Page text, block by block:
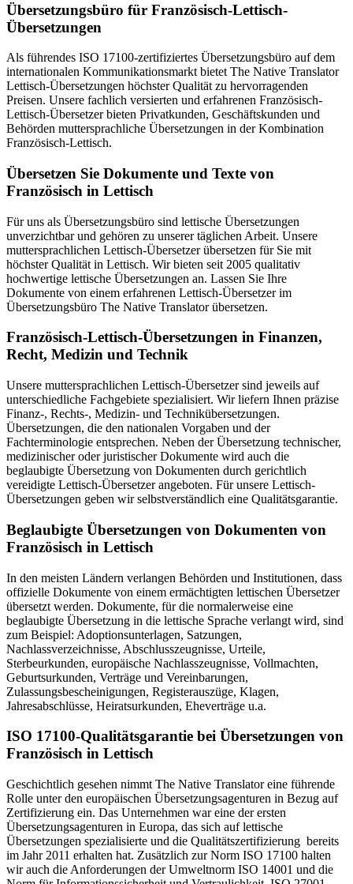
Übersetzungsbüro für Französisch-Lettisch-
Übersetzungen
Als führendes ISO 17100-zertifiziertes Übersetzungsbüro auf dem
internationalen Kommunikationsmarkt bietet The Native Translator
Lettisch-Übersetzungen höchster Qualität zu hervorragenden
Preisen. Unsere fachlich versierten und erfahrenen Französisch-
Lettisch-Übersetzer bieten Privatkunden, Geschäftskunden und
Behörden muttersprachliche Übersetzungen in der Kombination
Französisch-Lettisch.
Übersetzen Sie Dokumente und Texte von
Französisch in Lettisch
Für uns als Übersetzungsbüro sind lettische Übersetzungen
unverzichtbar und gehören zu unserer täglichen Arbeit. Unsere
muttersprachlichen Lettisch-Übersetzer übersetzen für Sie mit
höchster Qualität in Lettisch. Wir bieten seit 2005 qualitativ
hochwertige lettische Übersetzungen an. Lassen Sie Ihre
Dokumente von einem erfahrenen Lettisch-Übersetzer im
Übersetzungsbüro The Native Translator übersetzen.
Französisch-Lettisch-Übersetzungen in Finanzen,
Recht, Medizin und Technik
Unsere muttersprachlichen Lettisch-Übersetzer sind jeweils auf
unterschiedliche Fachgebiete spezialisiert. Wir liefern Ihnen präzise
Finanz-, Rechts-, Medizin- und Technikübersetzungen.
Übersetzungen, die den nationalen Vorgaben und der
Fachterminologie entsprechen. Neben der Übersetzung technischer,
medizinischer oder juristischer Dokumente wird auch die
beglaubigte Übersetzung von Dokumenten durch gerichtlich
vereidigte Lettisch-Übersetzer angeboten. Für unsere Lettisch-
Übersetzungen geben wir selbstverständlich eine Qualitätsgarantie.
Beglaubigte Übersetzungen von Dokumenten von
Französisch in Lettisch
In den meisten Ländern verlangen Behörden und Institutionen, dass
offizielle Dokumente von einem ermächtigten lettischen Übersetzer
übersetzt werden. Dokumente, für die normalerweise eine
beglaubigte Übersetzung in die lettische Sprache verlangt wird, sind
zum Beispiel: Adoptionsunterlagen, Satzungen,
Nachlassverzeichnisse, Abschlusszeugnisse, Urteile,
Sterbeurkunden, europäische Nachlasszeugnisse, Vollmachten,
Geburtsurkunden, Verträge und Vereinbarungen,
Zulassungsbescheinigungen, Registerauszüge, Klagen,
Jahresabschlüsse, Heiratsurkunden, Eheverträge u.a.
ISO 17100-Qualitätsgarantie bei Übersetzungen von
Französisch in Lettisch
Geschichtlich gesehen nimmt The Native Translator eine führende
Rolle unter den europäischen Übersetzungsagenturen in Bezug auf
Zertifizierung ein. Das Unternehmen war eine der ersten
Übersetzungsagenturen in Europa, das sich auf lettische
Übersetzungen spezialisierte und die Qualitätszertifizierung bereits
im Jahr 2011 erhalten hat. Zusätzlich zur Norm ISO 17100 halten
wir auch die Anforderungen der Umweltnorm ISO 14001 und die